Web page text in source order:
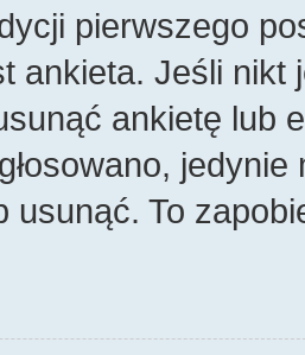
pierwszego
ankieta. Jeśli nikt
ankietę lub
usunąć. To